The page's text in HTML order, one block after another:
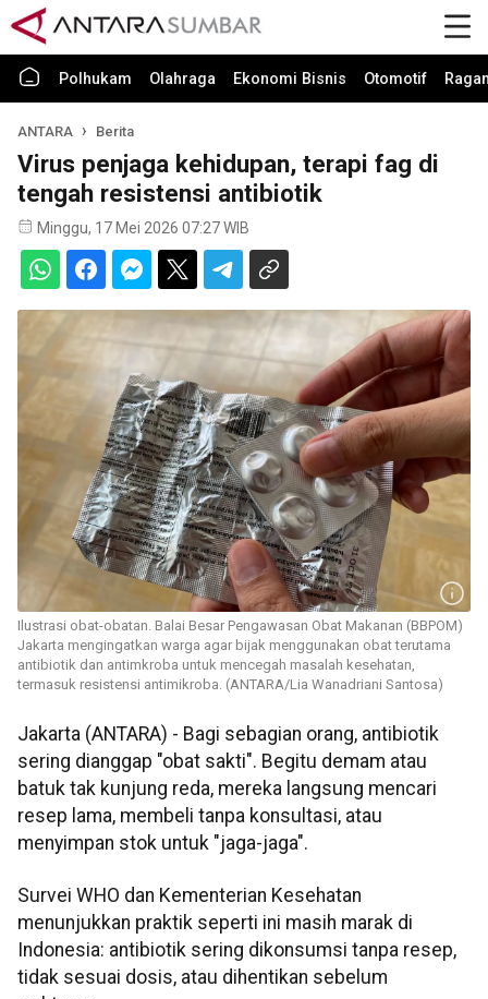
Polhukam Olahraga Ekonomi Bisnis Otomotif
ANTARA Berita
Virus penjaga kehidupan, terapi fag di
tengah resistensi antibiotik
Minggu, 17 Mei 2026 07:27 WIB
Ilustrasi obat-obatan. Balai Besar Pengawasan Obat Makanan (BBPOM)
Jakarta mengingatkan warga agar bijak menggunakan obat terutama
antibiotik dan antimkroba untuk mencegah masalah kesehatan,
termasuk resistensi antimikroba. (ANTARA/Lia Wanadriani Santosa)
Jakarta (ANTARA) - Bagi sebagian orang, antibiotik
sering dianggap "obat sakti". Begitu demam atau
batuk tak kunjung reda, mereka langsung mencari
resep lama, membeli tanpa konsultasi, atau
menyimpan stok untuk "jaga-jaga".
Survei WHO dan Kementerian Kesehatan
menunjukkan praktik seperti ini masih marak di
Indonesia: antibiotik sering dikonsumsi tanpa resep,
tidak sesuai dosis, atau dihentikan sebelum